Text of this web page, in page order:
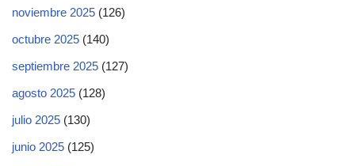
noviembre 2025 (126)
octubre 2025 (140)
septiembre 2025 (127)
agosto 2025 (128)
julio 2025 (130)
junio 2025 (125)